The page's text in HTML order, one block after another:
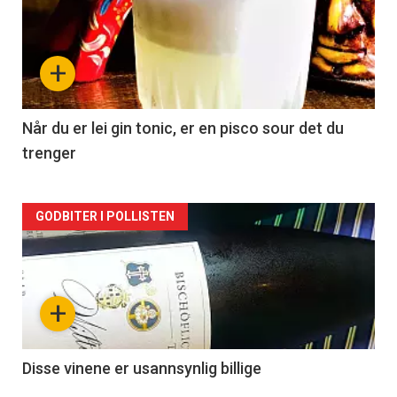
akkurat
nå
-
2
+
Når du er lei gin tonic, er en pisco sour det du
trenger
Forsiden
akkurat
nå
3
+
GODBITER I POLLISTEN
Disse vinene er usannsynlig billige